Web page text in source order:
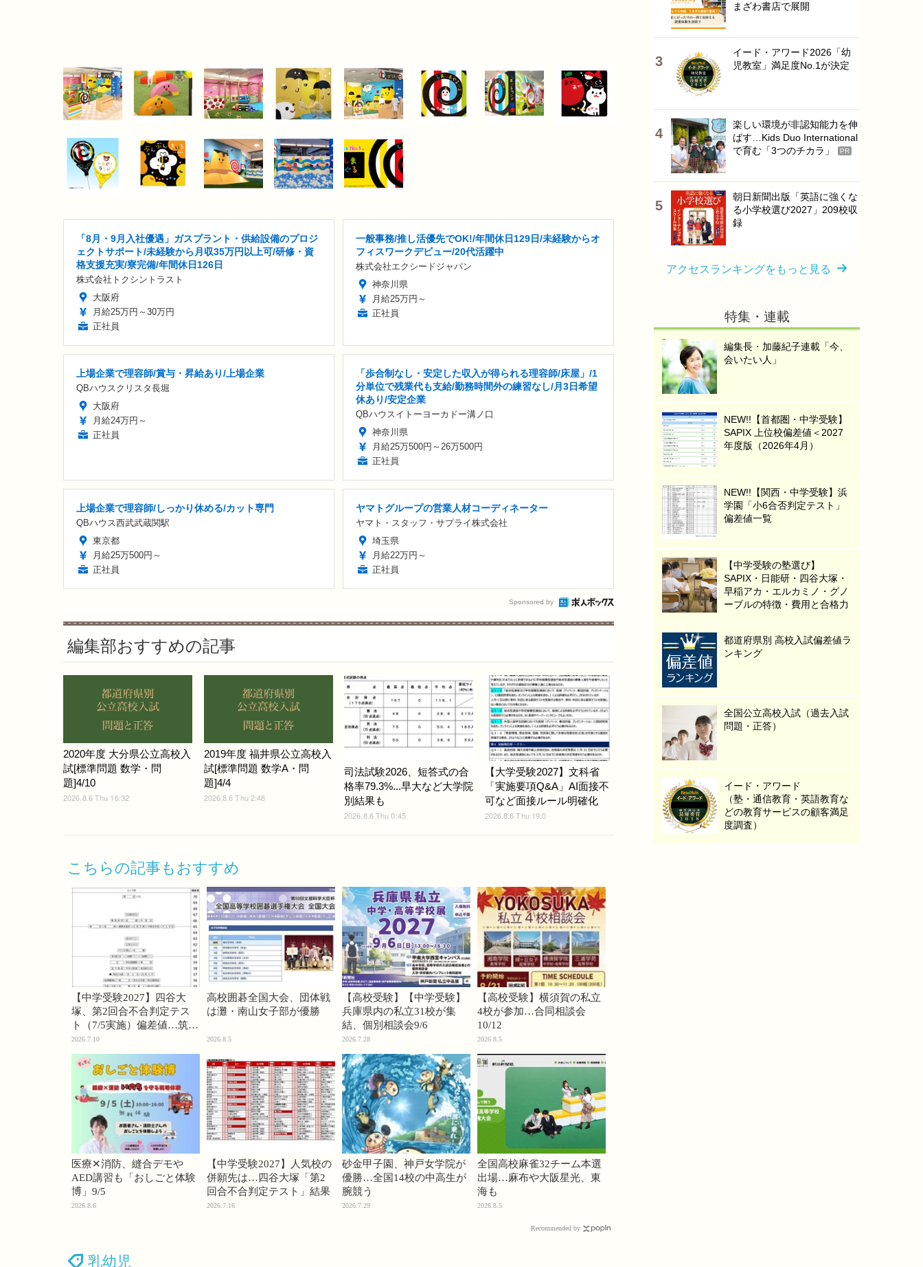
「8月・9月入社優遇」ガスプラント・供給設備のプロジ
ェクトサポート/未経験から月収35万円以上可/研修・資
格支援充実/寮完備/年間休日126日
株式会社トクシントラスト
大阪府
月給25万円～30万円
正社員
一般事務/推し活優先でOK!/年間休日129日/未経験からオ
フィスワークデビュー/20代活躍中
株式会社エクシードジャパン
神奈川県
月給25万円～
正社員
上場企業で理容師/賞与・昇給あり/上場企業
QBハウスクリスタ長堀
大阪府
月給24万円～
正社員
「歩合制なし・安定した収入が得られる理容師/床屋」/1
分単位で残業代も支給/勤務時間外の練習なし/月3日希望
休あり/安定企業
QBハウスイトーヨーカドー溝ノ口
神奈川県
月給25万500円～26万500円
正社員
上場企業で理容師/しっかり休める/カット専門
QBハウス西武武蔵関駅
東京都
月給25万500円～
正社員
ヤマトグループの営業人材コーディネーター
ヤマト・スタッフ・サプライ株式会社
埼玉県
月給22万円～
正社員
Sponsored by
編集部おすすめの記事
2020年度 大分県公立高校入
試[標準問題 数学・問
題]4/10
2026.8.6 Thu 16:32
2019年度 福井県公立高校入
試[標準問題 数学A・問
題]4/4
2026.8.6 Thu 2:48
司法試験2026、短答式の合
格率79.3%...早大など大学院
別結果も
2026.8.6 Thu 0:45
【大学受験2027】文科省
「実施要項Q&A」AI面接不
可など面接ルール明確化
2026.8.6 Thu 19:0
こちらの記事もおすすめ
【中学受験2027】四谷大
塚、第2回合不合判定テス
ト（7/5実施）偏差値…筑駒
74・桜蔭70＜PR＞
2026.7.10
高校囲碁全国大会、団体戦
は灘・南山女子部が優勝
2026.8.5
【高校受験】【中学受験】
兵庫県内の私立31校が集
結、個別相談会9/6
2026.7.28
【高校受験】横須賀の私立
4校が参加…合同相談会
10/12
2026.8.5
医療✕消防、縫合デモや
AED講習も「おしごと体験
博」9/5
2026.8.6
【中学受験2027】人気校の
併願先は…四谷大塚「第2
回合不合判定テスト」結果
2026.7.16
砂金甲子園、神戸女学院が
優勝…全国14校の中高生が
腕競う
2026.7.29
全国高校麻雀32チーム本選
出場…麻布や大阪星光、東
海も
2026.8.5
Recommended by
乳幼児
まざわ書店で展開
イード・アワード2026「幼
児教室」満足度No.1が決定
楽しい環境が非認知能力を伸
ばす…Kids Duo International
で育む「3つのチカラ」
PR
朝日新聞出版「英語に強くな
る小学校選び2027」209校収
録
アクセスランキングをもっと見る
特集・連載
編集長・加藤紀子連載「今、
会いたい人」
NEW!!【首都圏・中学受験】
SAPIX 上位校偏差値＜2027
年度版（2026年4月）
NEW!!【関西・中学受験】浜
学園「小6合否判定テスト」
偏差値一覧
【中学受験の塾選び】
SAPIX・日能研・四谷大塚・
早稲アカ・エルカミノ・グノ
ーブルの特徴・費用と合格力
都道府県別 高校入試偏差値ラ
ンキング
全国公立高校入試（過去入試
問題・正答）
イード・アワード
（塾・通信教育・英語教育な
どの教育サービスの顧客満足
度調査）